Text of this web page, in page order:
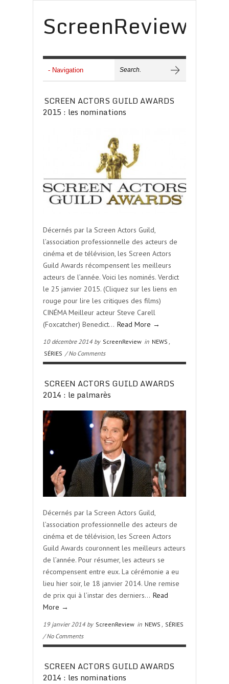
ScreenReview
SCREEN ACTORS GUILD AWARDS
2015 : les nominations
Décernés par la Screen Actors Guild,
l’association professionnelle des acteurs de
cinéma et de télévision, les Screen Actors
Guild Awards récompensent les meilleurs
acteurs de l’année. Voici les nominés. Verdict
le 25 janvier 2015. (Cliquez sur les liens en
rouge pour lire les critiques des films)
CINÉMA Meilleur acteur Steve Carell
(Foxcatcher) Benedict… Read More →
10 décembre 2014 by ScreenReview in NEWS ,
SÉRIES / No Comments
SCREEN ACTORS GUILD AWARDS
2014 : le palmarès
Décernés par la Screen Actors Guild,
l’association professionnelle des acteurs de
cinéma et de télévision, les Screen Actors
Guild Awards couronnent les meilleurs acteurs
de l’année. Pour résumer, les acteurs se
récompensent entre eux. La cérémonie a eu
lieu hier soir, le 18 janvier 2014. Une remise
de prix qui à l’instar des derniers… Read
More →
19 janvier 2014 by ScreenReview in NEWS , SÉRIES
/ No Comments
SCREEN ACTORS GUILD AWARDS
2014 : les nominations